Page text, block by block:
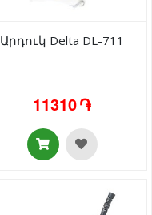
Արդուկ Delta DL-711
11310 ֏